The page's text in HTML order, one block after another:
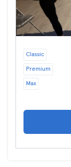
Classic
Premium
Max